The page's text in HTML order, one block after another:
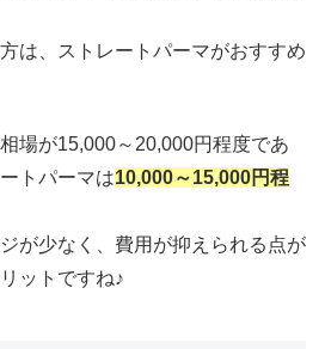
は、ストレートパーマがおすすめ
場が15,000～20,000円程度であ
トパーマは10,000～15,000円程
が少なく、費用が抑えられる点が
ットですね♪